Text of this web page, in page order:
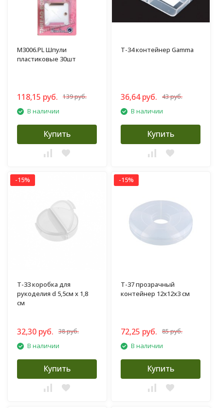
M3006.PL Шпули
пластиковые 30шт
118,15 руб. 139 руб.
В наличии
Купить
T-34 контейнер Gamma
36,64 руб. 43 руб.
В наличии
Купить
-15%
T-33 коробка для
рукоделия d 5,5см x 1,8
см
32,30 руб. 38 руб.
В наличии
Купить
-15%
T-37 прозрачный
контейнер 12x12x3 см
72,25 руб. 85 руб.
В наличии
Купить